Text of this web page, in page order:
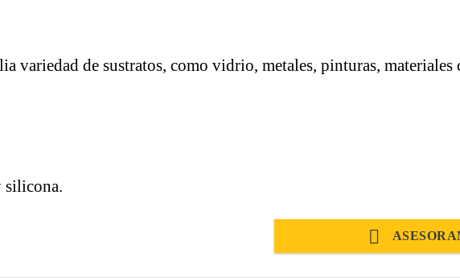
variedad de sustratos, como vidrio, metales, pinturas, materiales
silicona.